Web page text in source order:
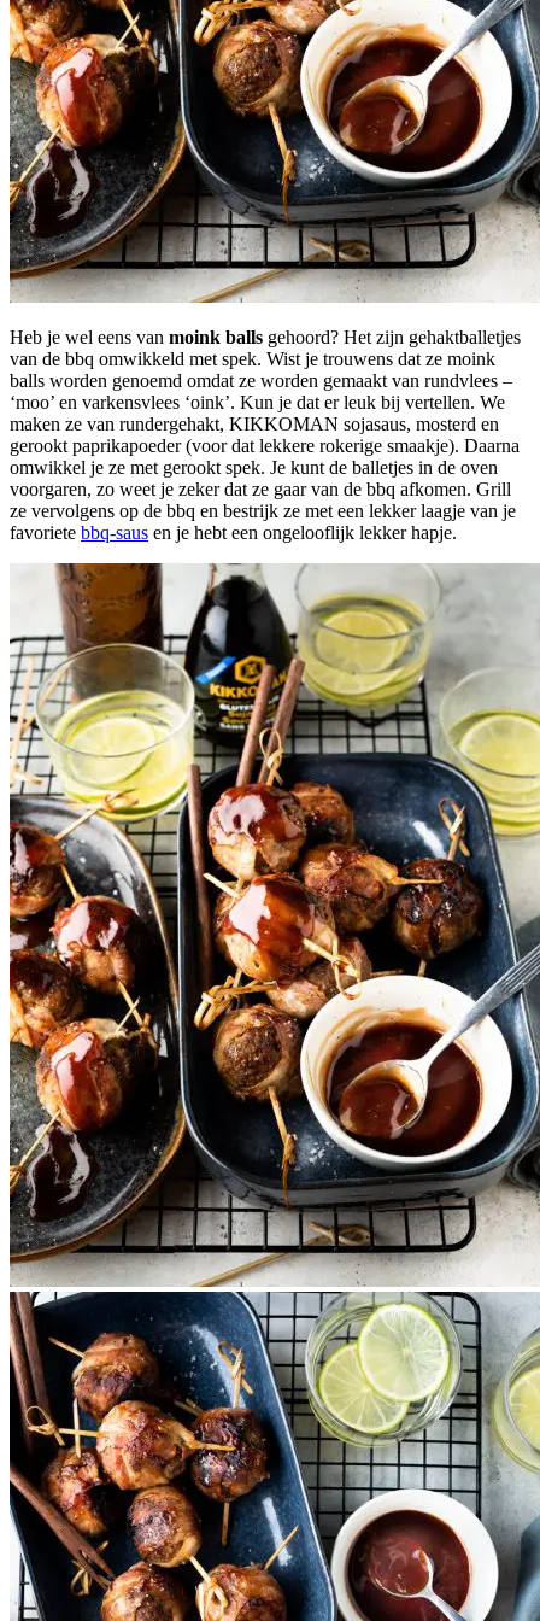
Heb je wel eens van moink balls gehoord? Het zijn gehaktballetjes
van de bbq omwikkeld met spek. Wist je trouwens dat ze moink
balls worden genoemd omdat ze worden gemaakt van rundvlees –
‘moo’ en varkensvlees ‘oink’. Kun je dat er leuk bij vertellen. We
maken ze van rundergehakt, KIKKOMAN sojasaus, mosterd en
gerookt paprikapoeder (voor dat lekkere rokerige smaakje). Daarna
omwikkel je ze met gerookt spek. Je kunt de balletjes in de oven
voorgaren, zo weet je zeker dat ze gaar van de bbq afkomen. Grill
ze vervolgens op de bbq en bestrijk ze met een lekker laagje van je
favoriete bbq-saus en je hebt een ongelooflijk lekker hapje.